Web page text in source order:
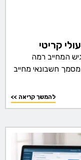
קריטי
המחייב רמה
חשבונאי מחייב
<< להמשך קריאה